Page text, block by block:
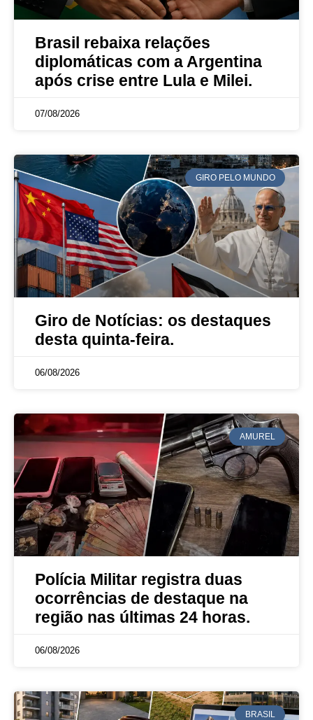
Brasil rebaixa relações
diplomáticas com a Argentina
após crise entre Lula e Milei.
07/08/2026
GIRO PELO MUNDO
Giro de Notícias: os destaques
desta quinta-feira.
06/08/2026
AMUREL
Polícia Militar registra duas
ocorrências de destaque na
região nas últimas 24 horas.
06/08/2026
BRASIL